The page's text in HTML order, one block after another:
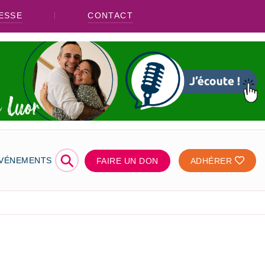
CONTACT
⚲ FAIRE UN DON ADHÉRER